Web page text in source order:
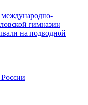
международно-
гимназии
на подводной